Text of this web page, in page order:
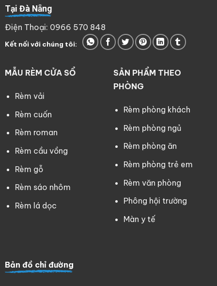
Tại Đà Nẵng
Điện Thoại: 0966 570 848
Kết nối với chúng tôi:
MẪU RÈM CỬA SỔ
Rèm vải
Rèm cuốn
Rèm roman
Rèm cầu vồng
Rèm gỗ
Rèm sáo nhôm
Rèm lá dọc
SẢN PHẨM THEO
PHÒNG
Rèm phòng khách
Rèm phòng ngủ
Rèm phòng ăn
Rèm phòng trẻ em
Rèm văn phòng
Phông hội trường
Màn y tế
Bản đồ chỉ đường